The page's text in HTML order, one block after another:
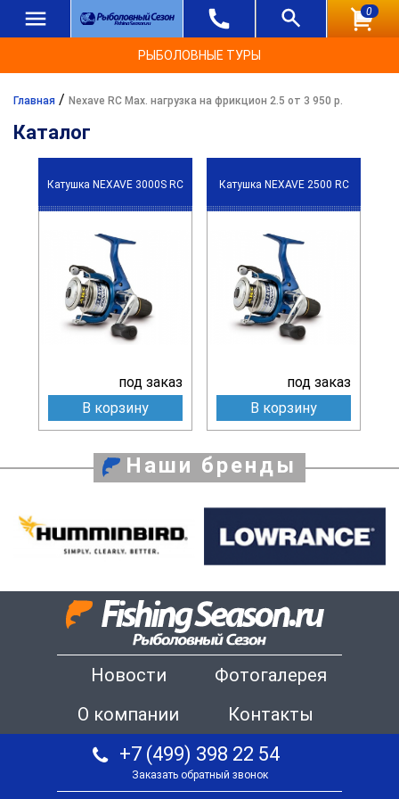
0
РЫБОЛОВНЫЕ ТУРЫ
Главная / Nexave RC Max. нагрузка на фрикцион 2.5 от 3 950 р.
Каталог
Катушка NEXAVE 3000S RC
под заказ
В корзину
Катушка NEXAVE 2500 RC
под заказ
В корзину
Наши бренды
Новости
Фотогалерея
О компании
Контакты
+7 (499) 398 22 54
Заказать обратный звонок